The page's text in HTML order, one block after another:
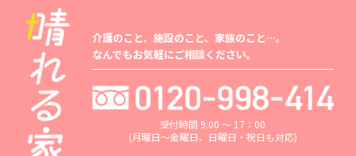
介護のこと、施設のこと、家族のこと…。
なんでもお気軽にご相談ください。
受付時間 9:00 ～ 17：00
(月曜日～金曜日、日曜日・祝日も対応)